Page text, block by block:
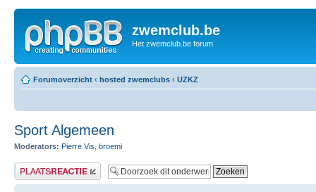
zwemclub.be
Het zwemclub.be forum
Forumoverzicht ‹ hosted zwemclubs ‹ UZKZ
Sport Algemeen
Moderators: Pierre Vis broemi
Plaats een reactie